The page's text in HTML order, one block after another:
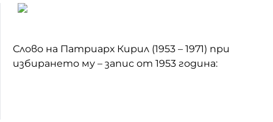
Слово на Патриарх Кирил (1953 – 1971) при
избирането му – запис от 1953 година: